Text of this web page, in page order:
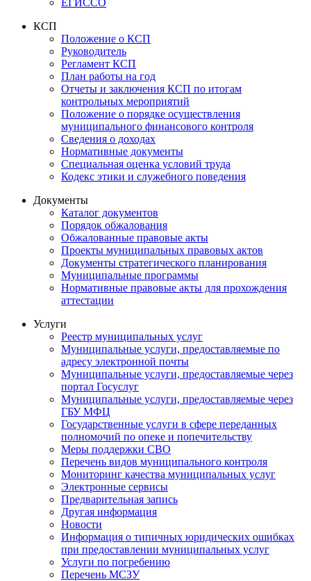
КСП
Положение о КСП
Руководитель
Регламент КСП
План работы на год
Отчеты и заключения КСП по итогам
контрольных мероприятий
Положение о порядке осуществления
муниципального финансового контроля
Сведения о доходах
Нормативные документы
Специальная оценка условий труда
Кодекс этики и служебного поведения
Документы
Каталог документов
Порядок обжалования
Обжалованные правовые акты
Проекты муниципальных правовых актов
Документы стратегического планирования
Муниципальные программы
Нормативные правовые акты для прохождения
аттестации
Услуги
Реестр муниципальных услуг
Муниципальные услуги, предоставляемые по
адресу электронной почты
Муниципальные услуги, предоставляемые через
портал Госуслуг
Муниципальные услуги, предоставляемые через
ГБУ МФЦ
Государственные услуги в сфере переданных
полномочий по опеке и попечительству
Меры поддержки СВО
Перечень видов муниципального контроля
Мониторинг качества муниципальных услуг
Электронные сервисы
Предварительная запись
Другая информация
Новости
Информация о типичных юридических ошибках
при предоставлении муниципальных услуг
Услуги по погребению
Перечень МСЗУ